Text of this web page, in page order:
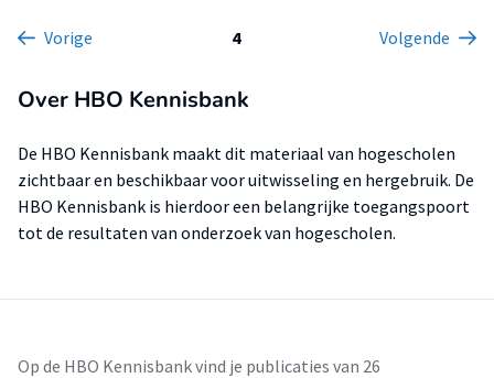
Vorige 4 Volgende
Over HBO Kennisbank
De HBO Kennisbank maakt dit materiaal van hogescholen
zichtbaar en beschikbaar voor uitwisseling en hergebruik. De
HBO Kennisbank is hierdoor een belangrijke toegangspoort
tot de resultaten van onderzoek van hogescholen.
Op de HBO Kennisbank vind je publicaties van 26